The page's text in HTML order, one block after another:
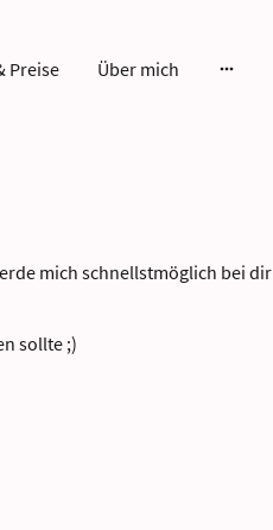
Preise Über mich
mich schnellstmöglich bei dir
sollte ;)